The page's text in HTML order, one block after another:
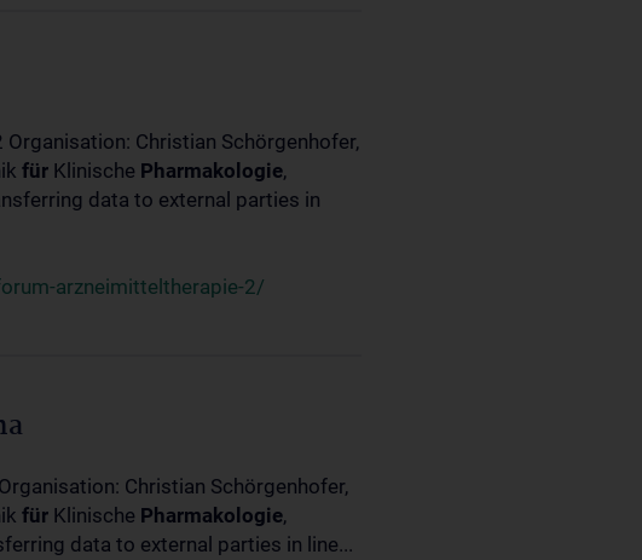
Christian Schörgenhofer,
für Klinische Pharmakologie,
data to external parties in
arzneimitteltherapie-2/
Christian Schörgenhofer,
für Klinische Pharmakologie,
data to external parties in line...